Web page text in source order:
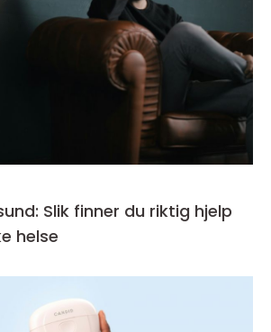
Slik finner du riktig hjelp
helse